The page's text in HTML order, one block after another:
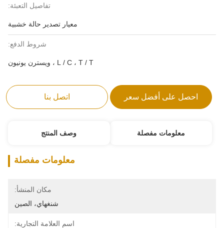
تفاصيل التعبئة:
معيار تصدير حالة خشبية
شروط الدفع:
L / C ، T / T ، ويسترن يونيون
احصل على أفضل سعر اتصل بنا
معلومات مفصلة وصف المنتج
معلومات مفصلة
مكان المنشأ:
شنغهاي، الصين
اسم العلامة التجارية: